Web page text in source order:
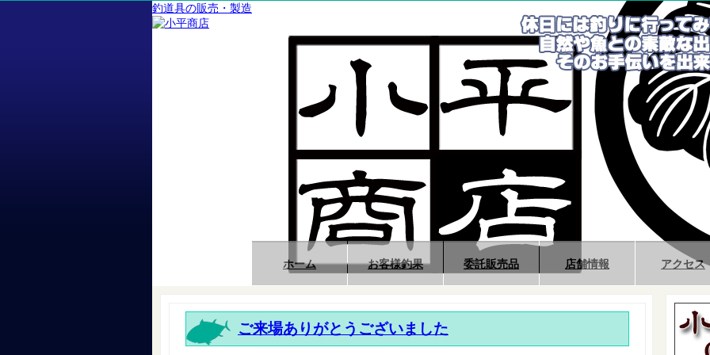
釣道具の販売・製造
ホーム お客様釣果 委託販売品 店舗情報 アクセス
ご来場ありがとうございました